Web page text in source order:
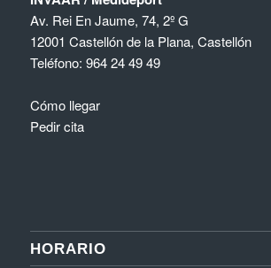
Av. Rei En Jaume, 74, 2º G
12001 Castellón de la Plana, Castellón
Teléfono: 964 24 49 49
Cómo llegar
Pedir cita
HORARIO